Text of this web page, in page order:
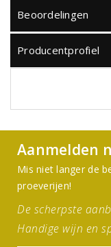
Beoordelingen
Producentprofiel
Aanmelden
Mis niet langer de
proeverijen!
De scherpste
Handige wijn en